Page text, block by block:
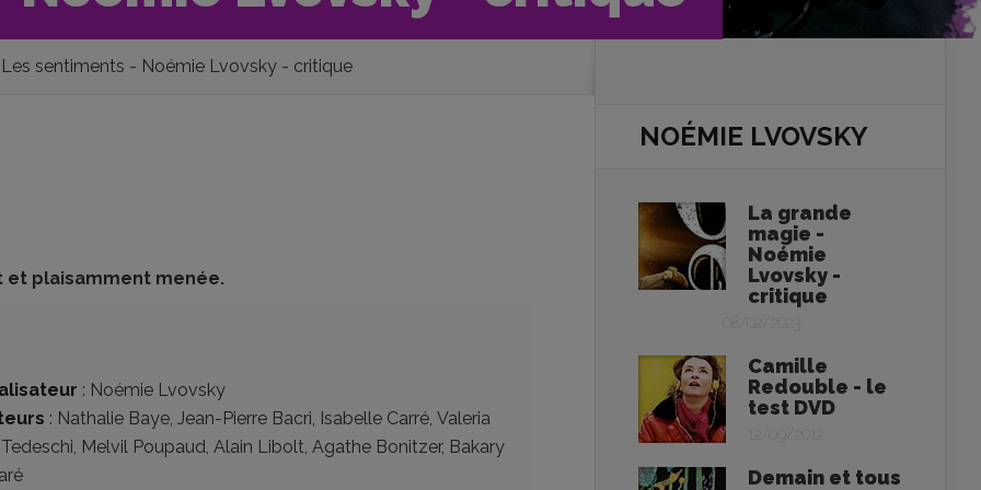
Les sentiments - Noémie Lvovsky - critique
et plaisamment menée.
: Noémie Lvovsky
: Nathalie Baye, Jean-Pierre Bacri, Isabelle Carré, Valeria
, Melvil Poupaud, Alain Libolt, Agathe Bonitzer, Bakary
NOÉMIE LVOVSKY
La grande
magie -
Noémie
Lvovsky -
critique
08/02/2023
Camille
Redouble - le
test DVD
Demain et tous